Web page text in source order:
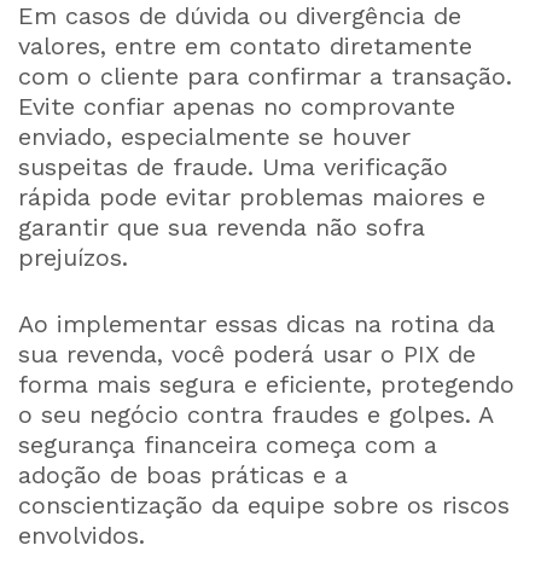
Em casos de dúvida ou divergência de
valores, entre em contato diretamente
com o cliente para confirmar a transação.
Evite confiar apenas no comprovante
enviado, especialmente se houver
suspeitas de fraude. Uma verificação
rápida pode evitar problemas maiores e
garantir que sua revenda não sofra
prejuízos.
Ao implementar essas dicas na rotina da
sua revenda, você poderá usar o PIX de
forma mais segura e eficiente, protegendo
o seu negócio contra fraudes e golpes. A
segurança financeira começa com a
adoção de boas práticas e a
conscientização da equipe sobre os riscos
envolvidos.